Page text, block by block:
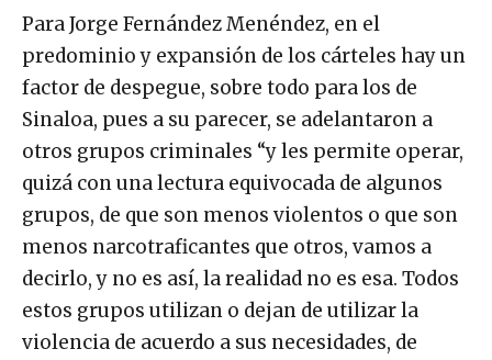
Para Jorge Fernández Menéndez, en el
predominio y expansión de los cárteles hay un
factor de despegue, sobre todo para los de
Sinaloa, pues a su parecer, se adelantaron a
otros grupos criminales “y les permite operar,
quizá con una lectura equivocada de algunos
grupos, de que son menos violentos o que son
menos narcotraficantes que otros, vamos a
decirlo, y no es así, la realidad no es esa. Todos
estos grupos utilizan o dejan de utilizar la
violencia de acuerdo a sus necesidades, de